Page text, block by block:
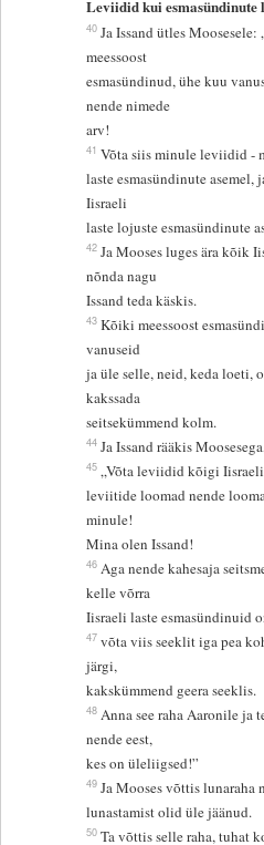
Leviidid kui esmasündinute
40 Ja Issand ütles
meessoost
esmasündinud, ühe kuu
nende nimede
arv!
41 Võta siis minule leviidid -
laste esmasündinute
Iisraeli
laste lojuste esmasündinute
42 Ja Mooses luges ära kõik
nõnda nagu
Issand teda käskis.
43 Kõiki meessoost
vanuseid
ja üle selle, neid, keda loeti,
kakssada
seitsekümmend kolm.
44 Ja Issand rääkis
45 „Võta leviidid kõigi Iisraeli
leviitide loomad nende
minule!
Mina olen Issand!
46 Aga nende kahesaja
kelle võrra
Iisraeli laste esmasündinuid
47 võta viis seeklit iga pea
järgi,
kakskümmend geera seeklis.
48 Anna see raha Aaronile ja
nende eest,
kes on üleliigsed!”
49 Ja Mooses võttis
lunastamist olid üle jäänud.
50 Ta võttis selle raha, tuhat